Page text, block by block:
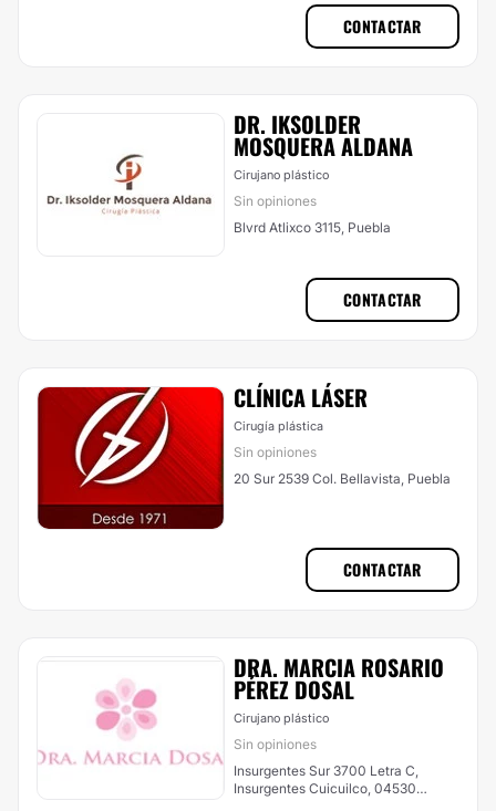
CONTACTAR
DR. IKSOLDER
MOSQUERA ALDANA
Cirujano plástico
Sin opiniones
Blvrd Atlixco 3115, Puebla
CONTACTAR
CLÍNICA LÁSER
Cirugía plástica
Sin opiniones
20 Sur 2539 Col. Bellavista, Puebla
CONTACTAR
DRA. MARCIA ROSARIO
PÉREZ DOSAL
Cirujano plástico
Sin opiniones
Insurgentes Sur 3700 Letra C,
Insurgentes Cuicuilco, 04530